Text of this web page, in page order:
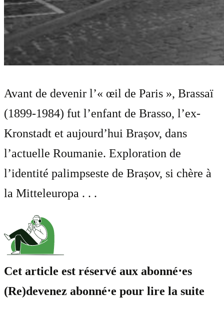
Avant de devenir l’« œil de Paris », Brassaï
(1899-1984) fut l’enfant de Brasso, l’ex-
Kronstadt et aujourd’hui Brașov, dans
l’actuelle Roumanie. Exploration de
l’identité palimpseste de Brașov, si chère à
la Mitteleuropa . . .
Cet article est réservé aux abonné⋅es
(Re)devenez abonné⋅e pour lire la suite